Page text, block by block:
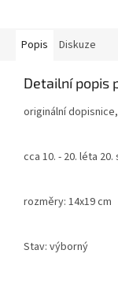
Popis Diskuze
Detailní popis
originální
cca 10. - 20. léta
rozměry: 14x19 cm
Stav: výborný